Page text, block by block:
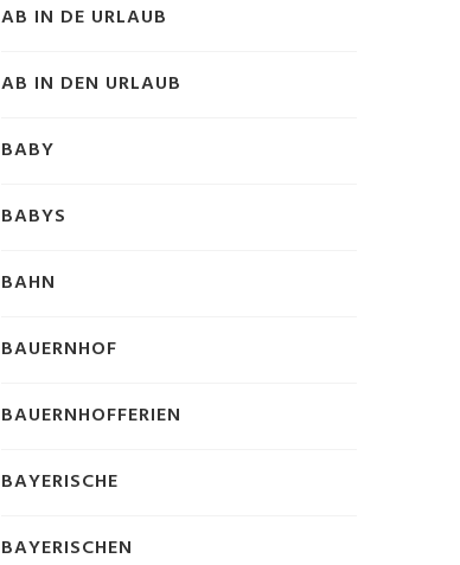
AB IN DE URLAUB
AB IN DEN URLAUB
BABY
BABYS
BAHN
BAUERNHOF
BAUERNHOFFERIEN
BAYERISCHE
BAYERISCHEN